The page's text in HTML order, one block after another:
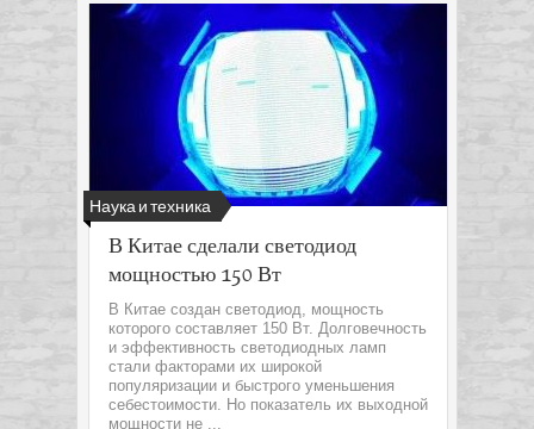
Наука и техника
В Китае сделали светодиод
мощностью 150 Вт
В Китае создан светодиод, мощность
которого составляет 150 Вт. Долговечность
и эффективность светодиодных ламп
стали факторами их широкой
популяризации и быстрого уменьшения
себестоимости. Но показатель их выходной
мощности не ...